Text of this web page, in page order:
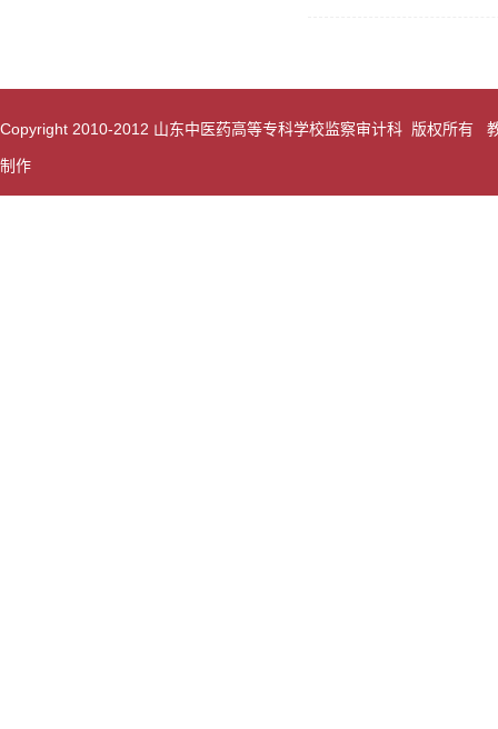
Copyright 2010-2012 山东中医药高等专科学校监察审计科 版权所有
制作